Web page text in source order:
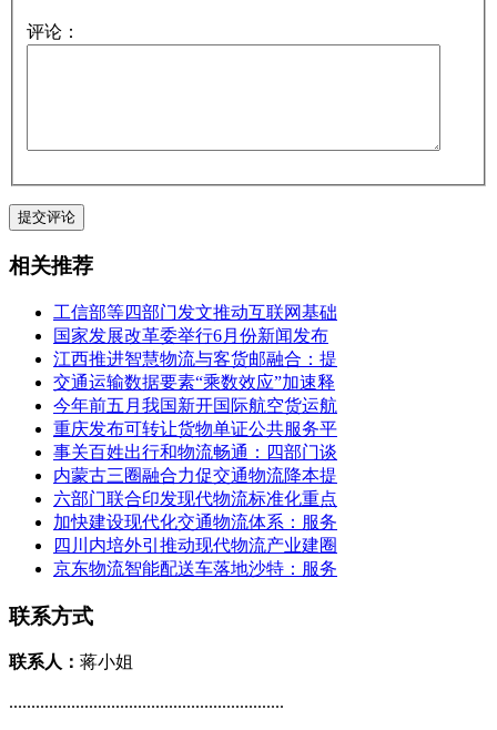
评论：
相关推荐
工信部等四部门发文推动互联网基础
国家发展改革委举行6月份新闻发布
江西推进智慧物流与客货邮融合：提
交通运输数据要素“乘数效应”加速释
今年前五月我国新开国际航空货运航
重庆发布可转让货物单证公共服务平
事关百姓出行和物流畅通：四部门谈
内蒙古三圈融合力促交通物流降本提
六部门联合印发现代物流标准化重点
加快建设现代化交通物流体系：服务
四川内培外引推动现代物流产业建圈
京东物流智能配送车落地沙特：服务
联系方式
联系人： 蒋小姐
..............................................................